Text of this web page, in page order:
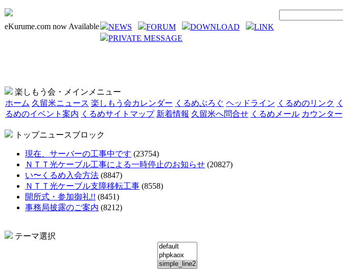
eKurume.com now Available NEWS FORUM DOWNLOAD
LINK
PRIVATE MESSAGE
楽しもう会・メインメニュー
ホーム 久留米ニュース 楽しもう会カレンダー くるめぶろぐ ヘッドライン くるめのリンク く
るめのイベント案内 くるめサイトマップ 新着情報 久留米へ問合せ くるめメール カウンター
トップニュースブロック
現在、サーバーの工事中です (23754)
ＮＴＴ光ケーブル工事による一時停止のお知らせ (20827)
い〜くるめ入会方法 (8847)
ＮＴＴ光ケーブル支障移転工事 (8558)
開所式・参加御礼!! (8451)
事務局披露のご案内 (8212)
テーマ選択